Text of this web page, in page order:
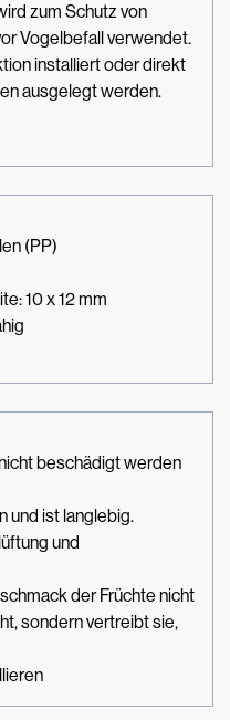
zum Schutz von
Vogelbefall verwendet.
installiert oder direkt
ausgelegt werden.
(PP)
10 x 12 mm
beschädigt werden
und ist langlebig.
und
der Früchte nicht
sondern vertreibt sie,